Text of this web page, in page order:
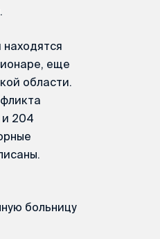
находятся
еще
области.
и 204
больницу